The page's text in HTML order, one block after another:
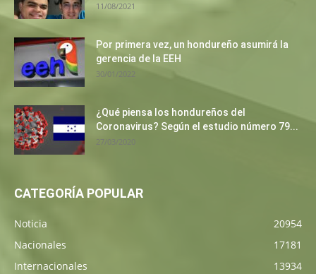
11/08/2021
Por primera vez, un hondureño asumirá la
gerencia de la EEH
30/01/2022
¿Qué piensa los hondureños del
Coronavirus? Según el estudio número 79...
27/03/2020
CATEGORÍA POPULAR
Noticia
20954
Nacionales
17181
Internacionales
13934